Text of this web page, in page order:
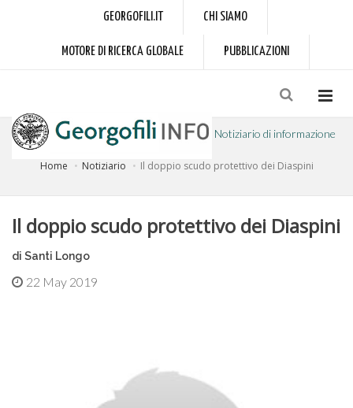
GEORGOFILI.IT CHI SIAMO
MOTORE DI RICERCA GLOBALE PUBBLICAZIONI
Notiziario di informazione
Home Notiziario Il doppio scudo protettivo dei Diaspini
Il doppio scudo protettivo dei Diaspini
di Santi Longo
22 May 2019